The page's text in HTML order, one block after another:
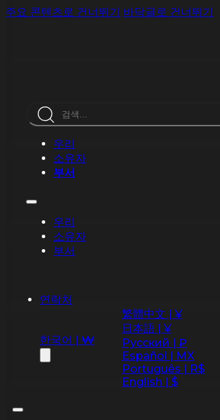
주요 콘텐츠로 건너뛰기 바닥글로 건너뛰기
색
우리
소유자
부서
우리
소유자
부서
연락처
한국어 | ₩
繁體中文 | ¥
日本語 | ¥
Русский | ₽
Español | MX
Português | R$
English | $